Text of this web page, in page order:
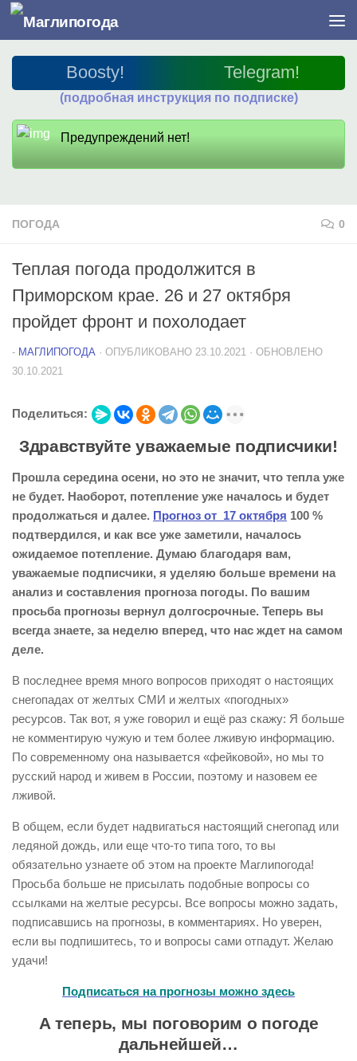
Перейти к содержимому
Boosty! Telegram!
(подробная инструкция по подписке)
Предупреждений нет!
ПОГОДА 0
Теплая погода продолжится в
Приморском крае. 26 и 27 октября
пройдет фронт и похолодает
- МАГЛИПОГОДА · ОПУБЛИКОВАНО 23.10.2021 · ОБНОВЛЕНО
30.10.2021
Поделиться:
Здравствуйте уважаемые подписчики!
Прошла середина осени, но это не значит, что тепла уже
не будет. Наоборот, потепление уже началось и будет
продолжаться и далее. Прогноз от 17 октября 100 %
подтвердился, и как все уже заметили, началось
ожидаемое потепление. Думаю благодаря вам,
уважаемые подписчики, я уделяю больше времени на
анализ и составления прогноза погоды. По вашим
просьба прогнозы вернул долгосрочные. Теперь вы
всегда знаете, за неделю вперед, что нас ждет на самом
деле.
В последнее время много вопросов приходят о настоящих
снегопадах от желтых СМИ и желтых «погодных»
ресурсов. Так вот, я уже говорил и ещё раз скажу: Я больше
не комментирую чужую и тем более лживую информацию.
По современному она называется «фейковой», но мы то
русский народ и живем в России, поэтому и назовем ее
лживой.
В общем, если будет надвигаться настоящий снегопад или
ледяной дождь, или еще что-то типа того, то вы
обязательно узнаете об этом на проекте Маглипогода!
Просьба больше не присылать подобные вопросы со
ссылками на желтые ресурсы. Все вопросы можно задать,
подписавшись на прогнозы, в комментариях. Но уверен,
если вы подпишитесь, то и вопросы сами отпадут. Желаю
удачи!
Подписаться на прогнозы можно здесь
А теперь, мы поговорим о погоде
дальнейшей…